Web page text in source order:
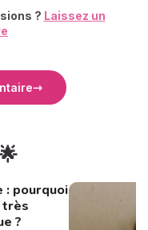
? Laissez un
: pourquoi
très
?